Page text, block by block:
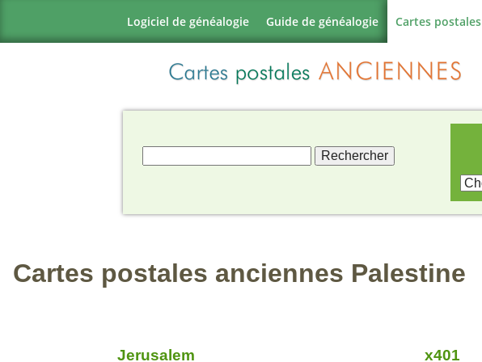
Logiciel de généalogie Guide de généalogie Cartes postales
Cartes postales anciennes Palestine
Jerusalem x401